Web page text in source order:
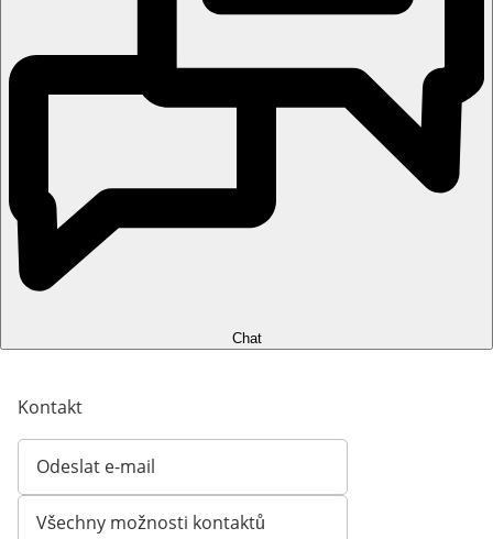
Chat
Kontakt
Odeslat e-mail
Otevírá e-mailového klienta
Všechny možnosti kontaktů